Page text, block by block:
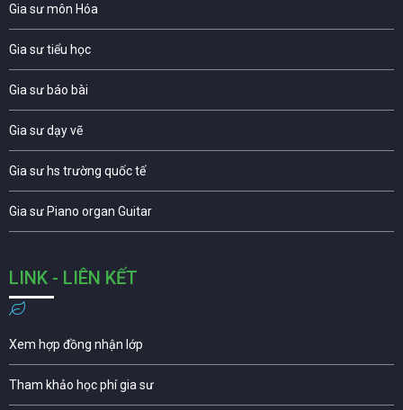
Gia sư môn Hóa
Gia sư tiểu học
Gia sư báo bài
Gia sư dạy vẽ
Gia sư hs trường quốc tế
Gia sư Piano organ Guitar
LINK - LIÊN KẾT
Xem hợp đồng nhận lớp
Tham khảo học phí gia sư